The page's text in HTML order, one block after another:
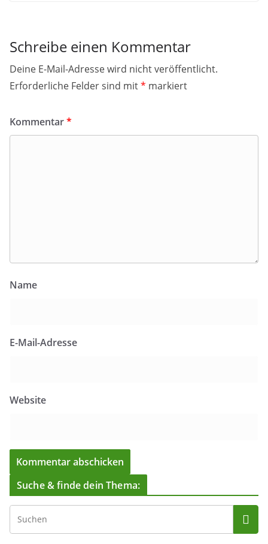
Schreibe einen Kommentar
Deine E-Mail-Adresse wird nicht veröffentlicht.
Erforderliche Felder sind mit* markiert
Kommentar*
Name
E-Mail-Adresse
Website
Suche & finde dein Thema: